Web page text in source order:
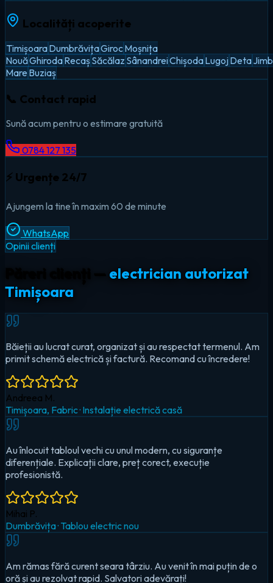
Localități acoperite
TimișoaraDumbrăvițaGirocMoșnița
NouăGhirodaRecașSăcălaz SânandreiChișodaLugojDeta
Mare Buziaș
📞 Contact rapid
Sună acum pentru o estimare gratuită
0784 127 135
⚡ Urgențe 24/7
Ajungem la tine în maxim 60 de minute
WhatsApp
Opinii clienți
electrician autorizat
Timișoara
Au înlocuit tabloul vechi cu unul modern, cu siguranțe
diferențiale. Explicații clare, preț corect, execuție
Mihai P.
Dumbrăvița
Am rămas fără curent seara târziu. Au venit în mai puțin de o
oră și au rezolvat rapid. Salvatori adevărați!
Cristina D.
Timișoara, Circumvalațiunii·Urgență — pană totală
Au montat iluminat LED în toată casa și un sistem smart pentru
controlul de pe telefon. Foarte mulțumit!